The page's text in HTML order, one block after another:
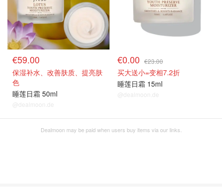
€59.00
保湿补水、改善肤质、提亮肤
色
睡莲日霜 50ml
@dealmoon.de
€0.00 €23.00
买大送小=变相7.2折
睡莲日霜 15ml
@dealmoon.de
Dealmoon may be paid when users buy items via our links.